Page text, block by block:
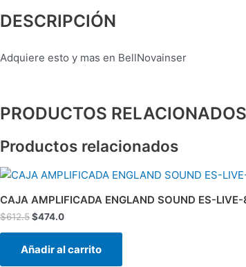
DESCRIPCIÓN
Adquiere esto y mas en BellNovainser
PRODUCTOS RELACIONADOS
Productos relacionados
CAJA AMPLIFICADA ENGLAND SOUND ES-
$612.5
El
original
era:
$612.5.
$474.0
El
actual
es:
$474.0.
Añadir al carrito